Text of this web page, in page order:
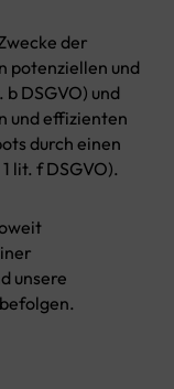
der
potenziellen und
DSGVO) und
und effizienten
durch einen
lit. f DSGVO).
unsere